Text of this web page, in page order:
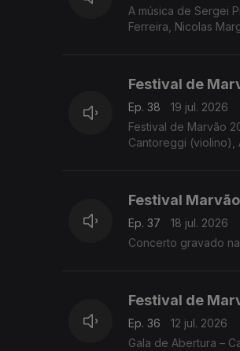
A música de Sergei
Ferreira, Nicolas
Festival de
Ep. 38
19 jul. 2026
Festival de Marvão
Cantoreggi (violino),
Festival
Ep. 37
18 jul. 2026
Concerto gravado
Festival de
Ep. 36
12 jul. 2026
Gala de Abertura –